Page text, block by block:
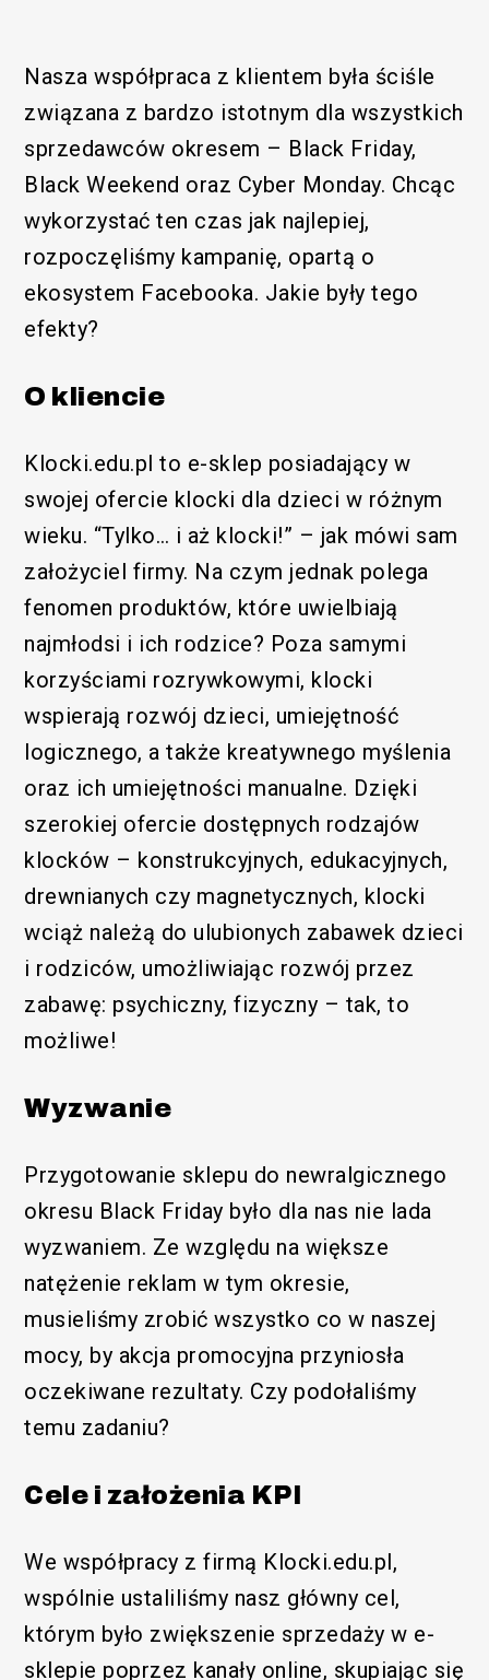
Nasza współpraca z klientem była ściśle
związana z bardzo istotnym dla wszystkich
sprzedawców okresem – Black Friday,
Black Weekend oraz Cyber Monday. Chcąc
wykorzystać ten czas jak najlepiej,
rozpoczęliśmy kampanię, opartą o
ekosystem Facebooka. Jakie były tego
efekty?
O kliencie
Klocki.edu.pl to e-sklep posiadający w
swojej ofercie klocki dla dzieci w różnym
wieku. “Tylko… i aż klocki!” – jak mówi sam
założyciel firmy. Na czym jednak polega
fenomen produktów, które uwielbiają
najmłodsi i ich rodzice? Poza samymi
korzyściami rozrywkowymi, klocki
wspierają rozwój dzieci, umiejętność
logicznego, a także kreatywnego myślenia
oraz ich umiejętności manualne. Dzięki
szerokiej ofercie dostępnych rodzajów
klocków – konstrukcyjnych, edukacyjnych,
drewnianych czy magnetycznych, klocki
wciąż należą do ulubionych zabawek dzieci
i rodziców, umożliwiając rozwój przez
zabawę: psychiczny, fizyczny – tak, to
możliwe!
Wyzwanie
Przygotowanie sklepu do newralgicznego
okresu Black Friday było dla nas nie lada
wyzwaniem. Ze względu na większe
natężenie reklam w tym okresie,
musieliśmy zrobić wszystko co w naszej
mocy, by akcja promocyjna przyniosła
oczekiwane rezultaty. Czy podołaliśmy
temu zadaniu?
Cele i założenia KPI
We współpracy z firmą Klocki.edu.pl,
wspólnie ustaliliśmy nasz główny cel,
którym było zwiększenie sprzedaży w e-
sklepie poprzez kanały online, skupiając się